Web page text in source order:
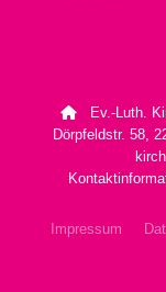
 Ev.-Luth.
Dörpfeldstr. 58,
Impressum